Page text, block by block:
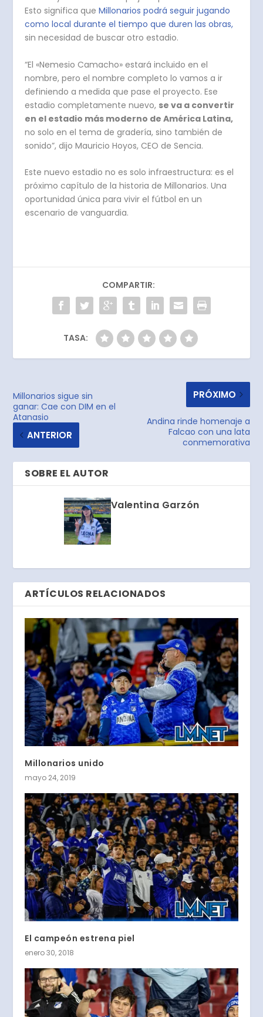
Esto significa queMillonarios podrá seguir jugando
como local durante el tiempo que duren las obras,
sin necesidad de buscar otro estadio.
“El «Nemesio Camacho» estará incluido en el
nombre, pero el nombre completo lo vamos a ir
definiendo a medida que pase el proyecto. Ese
estadio completamente nuevo, se va a convertir
en el estadio más moderno de América Latina,
no solo en el tema de gradería, sino también de
sonido”, dijo Mauricio Hoyos, CEO de Sencia.
Este nuevo estadio no es solo infraestructura: es el
próximo capítulo de la historia de Millonarios. Una
oportunidad única para vivir el fútbol en un
escenario de vanguardia.
COMPARTIR:
TASA:
Millonarios sigue sin
ganar: Cae con DIM en el
Atanasio
ANTERIOR
PRÓXIMO
Andina rinde homenaje a
Falcao con una lata
conmemorativa
SOBRE EL AUTOR
Valentina Garzón
ARTÍCULOS RELACIONADOS
Millonarios unido
mayo 24, 2019
El campeón estrena piel
enero 30, 2018